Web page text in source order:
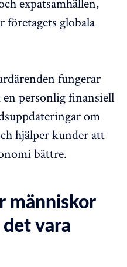
globala
fungerar
personlig finansiell
om
hjälper kunder att
bättre.
människor
vara